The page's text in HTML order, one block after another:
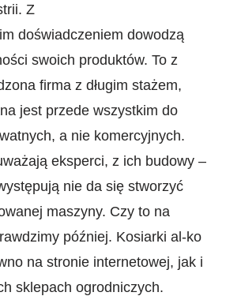
Z
doświadczeniem dowodzą
swoich produktów. To z
firma z długim stażem,
jest przede wszystkim do
a nie komercyjnych.
eksperci, z ich budowy –
nie da się stworzyć
maszyny. Czy to na
później. Kosiarki al-ko
na stronie internetowej, jak i
sklepach ogrodniczych.